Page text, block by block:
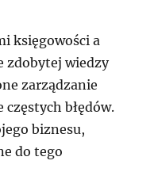
księgowości a
zdobytej wiedzy
zarządzanie
błędów.
biznesu,
do tego